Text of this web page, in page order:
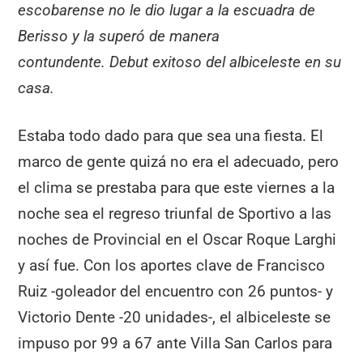
escobarense no le dio lugar a la escuadra de
Berisso y la superó de manera
contundente. Debut exitoso del albiceleste en su
casa.
Estaba todo dado para que sea una fiesta. El
marco de gente quizá no era el adecuado, pero
el clima se prestaba para que este viernes a la
noche sea el regreso triunfal de Sportivo a las
noches de Provincial en el Oscar Roque Larghi
y así fue. Con los aportes clave de Francisco
Ruiz -goleador del encuentro con 26 puntos- y
Victorio Dente -20 unidades-, el albiceleste se
impuso por 99 a 67 ante Villa San Carlos para